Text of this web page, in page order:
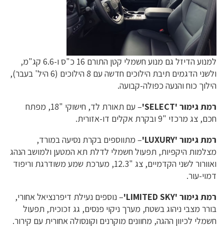
למנוע הדיזל גם מנוע חשמלי קטן התורם 16 כ"ס ו-6.6 קג"מ,
ולשני הדגמים תיבת הילוכים חדשה עם 8 הילוכים (6 היל' בעבר),
הילוך כוח והנעה כפולה-קבועה.
רמת גימור 'SELECT'
– עם תאורת לד, חישוקי "18, מפתח
חכם, צג מרכזי "9 ובקרת אקלים דו-אזורית.
רמת גימור 'LUXURY'
– מתווספים בקרת נסיעה במורד,
מצלמות היקפיות, תפעול חשמלי לדלת תא המטען ולמושב הנהג
ואוורור לשני הקדמיים, צג "12.3, מערכת שמע משודרגת וריפוד
דמוי-עור.
רמת גימור 'LIMITED SKY'
– נוספים נעילת דיפרנציאל אחורי,
בורר מצבי ניהוג בשטח, מערך ניקוי פנסים, גג זכוכית, תפעול
חשמלי לכיוון ההגה, מחוונים מוקרנים וקונסולה אחורית עם קירור.